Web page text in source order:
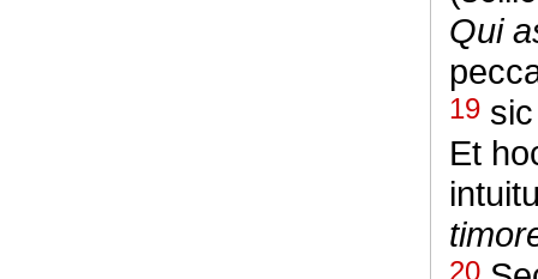
Qui
19
Et
20